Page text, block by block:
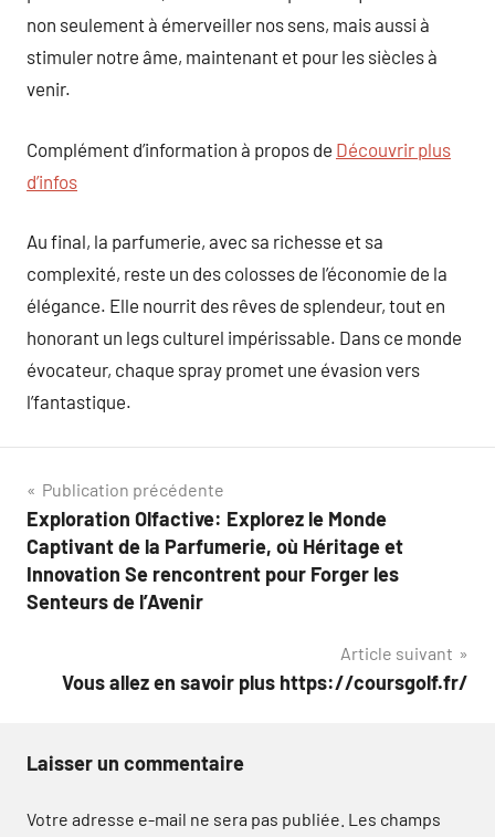
non seulement à émerveiller nos sens, mais aussi à
stimuler notre âme, maintenant et pour les siècles à
venir.
Complément d’information à propos de Découvrir plus
d’infos
Au final, la parfumerie, avec sa richesse et sa
complexité, reste un des colosses de l’économie de la
élégance. Elle nourrit des rêves de splendeur, tout en
honorant un legs culturel impérissable. Dans ce monde
évocateur, chaque spray promet une évasion vers
l’fantastique.
Navigation
de
l’article
Publication précédente
Exploration Olfactive: Explorez le Monde
Captivant de la Parfumerie, où Héritage et
Innovation Se rencontrent pour Forger les
Senteurs de l’Avenir
Article suivant
Vous allez en savoir plus https://coursgolf.fr/
Laisser un commentaire
Votre adresse e-mail ne sera pas publiée. Les champs